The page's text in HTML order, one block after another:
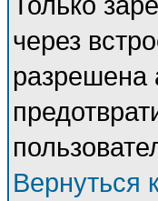
через
разрешена
Вернуться